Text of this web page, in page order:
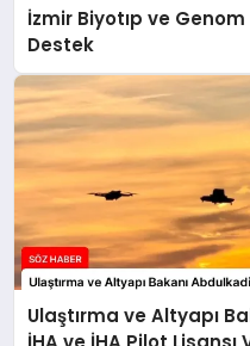
İzmir Biyotıp ve Genom
Destek
Ulaştırma ve Altyapı